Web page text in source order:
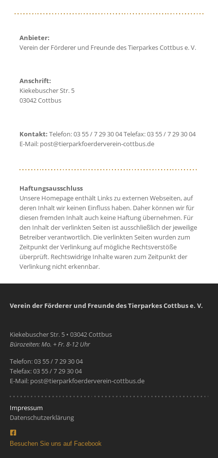
Anbieter:
Verein der Förderer und Freunde des Tierparkes Cottbus e. V.
Anschrift:
Kiekebuscher Str. 5
03042 Cottbus
Kontakt: Telefon: 03 55 / 7 29 30 04 Telefax: 03 55 / 7 29 30 04
E-Mail: post@tierparkfoerderverein-cottbus.de
Haftungsausschluss
Unsere Homepage enthält Links zu externen Webseiten, auf
deren Inhalt wir keinen Einfluss haben. Daher können wir für
diesen fremden Inhalt auch keine Haftung übernehmen. Für
den Inhalt der verlinkten Seiten ist ausschließlich der jeweilige
Betreiber verantwortlich. Die verlinkten Seiten wurden zum
Zeitpunkt der Verlinkung auf mögliche Rechtsverstöße
überprüft. Rechtswidrige Inhalte waren zum Zeitpunkt der
Verlinkung nicht erkennbar.
Verein der Förderer und Freunde des Tierparkes Cottbus e. V.
Kiekebuscher Str. 5 • 03042 Cottbus
Bürozeiten: Mo. + Fr. 8-12 Uhr
Telefon: 03 55 / 7 29 30 04
Telefax: 03 55 / 7 29 30 04
E-Mail: post@tierparkfoerderverein-cottbus.de
Impressum
Datenschutzerklärung
Besuchen Sie uns auf Facebook